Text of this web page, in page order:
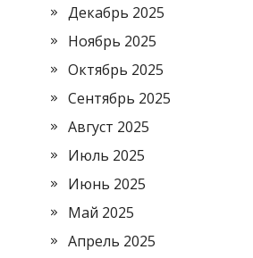
Декабрь 2025
Ноябрь 2025
Октябрь 2025
Сентябрь 2025
Август 2025
Июль 2025
Июнь 2025
Май 2025
Апрель 2025